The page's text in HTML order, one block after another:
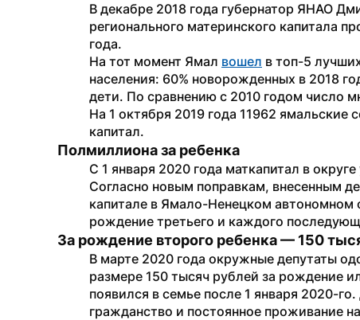
В декабре 2018 года губернатор ЯНАО
регионального материнского капитала
года.
На тот момент Ямал вошел в топ-5
населения: 60% новорожденных в 2018
дети. По сравнению с 2010 годом число
На 1 октября 2019 года 11962 ямальские
капитал.
Полмиллиона за ребенка
С 1 января 2020 года маткапитал в
Согласно новым поправкам, внесенным
капитале в Ямало-Ненецком автономном
рождение третьего и каждого
За рождение второго ребенка — 150
В марте 2020 года окружные депутаты
размере 150 тысяч рублей за рождение
появился в семье после 1 января 2020-
гражданство и постоянное проживание